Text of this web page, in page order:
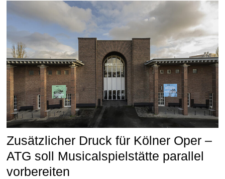
Zusätzlicher Druck für Kölner Oper –
ATG soll Musicalspielstätte parallel
vorbereiten